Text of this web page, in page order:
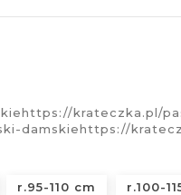
https://krateczka.pl/
damskiehttps://
r.95-110 cm r.100-